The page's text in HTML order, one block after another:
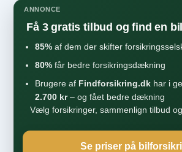
ANNONCE
Få 3 gratis tilbud og find en
85% af dem der skifter
80% får bedre forsikringsdækning
Brugere af Findforsikring.dk har i
2.700 kr– og fået bedre dækning
Vælg forsikringer, sammenlign tilbud
Se priser på